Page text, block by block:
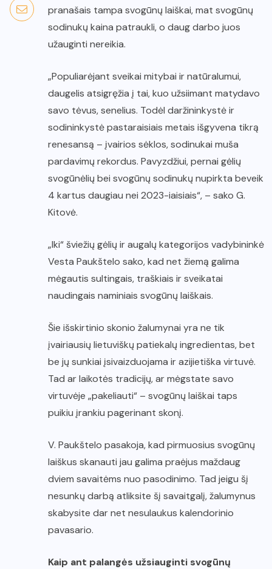
pranašais tampa svogūnų laiškai, mat svogūnų
sodinukų kaina patraukli, o daug darbo juos
užauginti nereikia.
„Populiarėjant sveikai mitybai ir natūralumui,
daugelis atsigręžia į tai, kuo užsiimant matydavo
savo tėvus, senelius. Todėl daržininkystė ir
sodininkystė pastaraisiais metais išgyvena tikrą
renesansą – įvairios sėklos, sodinukai muša
pardavimų rekordus. Pavyzdžiui, pernai gėlių
svogūnėlių bei svogūnų sodinukų nupirkta beveik
4 kartus daugiau nei 2023-iaisiais“, – sako G.
Kitovė.
„Iki“ šviežių gėlių ir augalų kategorijos vadybininkė
Vesta Paukštelo sako, kad net žiemą galima
mėgautis sultingais, traškiais ir sveikatai
naudingais naminiais svogūnų laiškais.
Šie išskirtinio skonio žalumynai yra ne tik
įvairiausių lietuviškų patiekalų ingredientas, bet
be jų sunkiai įsivaizduojama ir azijietiška virtuvė.
Tad ar laikotės tradicijų, ar mėgstate savo
virtuvėje „pakeliauti“ – svogūnų laiškai taps
puikiu įrankiu pagerinant skonį.
V. Paukštelo pasakoja, kad pirmuosius svogūnų
laiškus skanauti jau galima praėjus maždaug
dviem savaitėms nuo pasodinimo. Tad jeigu šį
nesunkų darbą atliksite šį savaitgalį, žalumynus
skabysite dar net nesulaukus kalendorinio
pavasario.
Kaip ant palangės užsiauginti svogūnų